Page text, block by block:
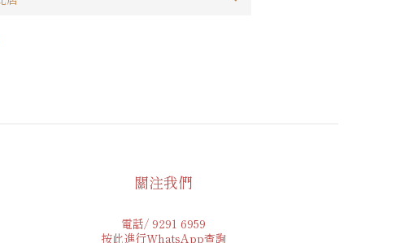
關注我們
電話/ 9291 6959
按此進行WhatsApp查詢